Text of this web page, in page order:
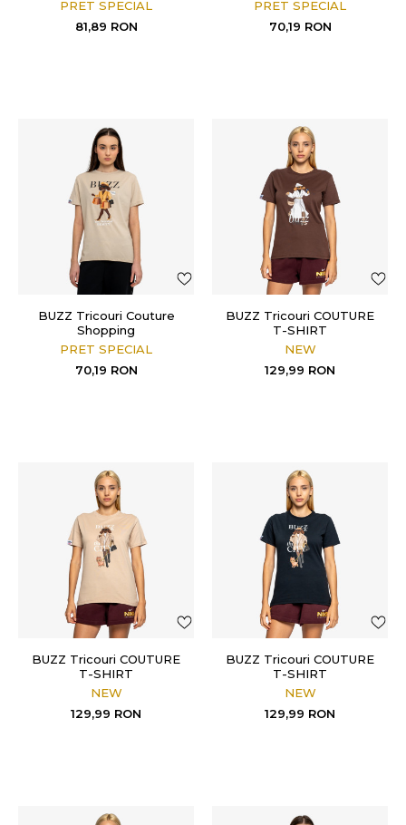
PRET SPECIAL
81,89 RON
PRET SPECIAL
70,19 RON
BUZZ Tricouri Couture
Shopping
PRET SPECIAL
70,19 RON
BUZZ Tricouri COUTURE
T-SHIRT
NEW
129,99 RON
BUZZ Tricouri COUTURE
T-SHIRT
NEW
129,99 RON
BUZZ Tricouri COUTURE
T-SHIRT
NEW
129,99 RON